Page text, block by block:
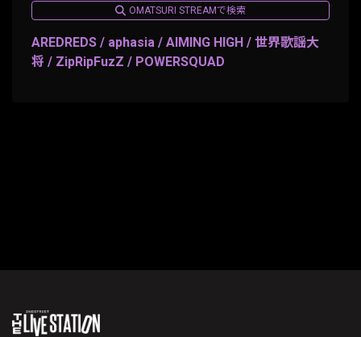
OMATSURI STREAMで検索
AREDREDS / aphasia / AIMING HIGH / 世界歌謡大
将 / ZipRipFuzZ / POWERSQUAD